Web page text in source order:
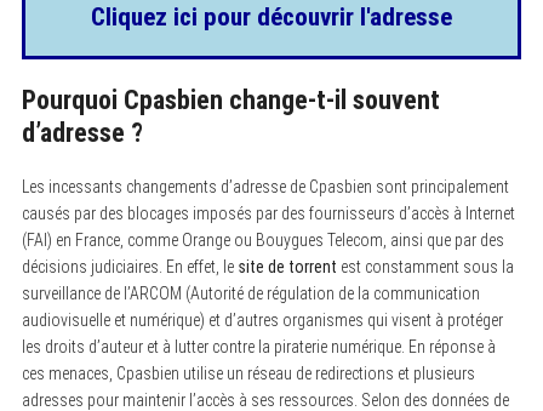
Cliquez ici pour découvrir l'adresse
Pourquoi Cpasbien change-t-il souvent
d’adresse ?
Les incessants changements d’adresse de Cpasbien sont principalement
causés par des blocages imposés par des fournisseurs d’accès à Internet
(FAI) en France, comme Orange ou Bouygues Telecom, ainsi que par des
décisions judiciaires. En effet, le site de torrent est constamment sous la
surveillance de l’ARCOM (Autorité de régulation de la communication
audiovisuelle et numérique) et d’autres organismes qui visent à protéger
les droits d’auteur et à lutter contre la piraterie numérique. En réponse à
ces menaces, Cpasbien utilise un réseau de redirections et plusieurs
adresses pour maintenir l’accès à ses ressources. Selon des données de